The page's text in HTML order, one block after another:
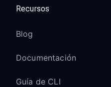
Recursos
Blog
Documentación
Guía de CLI